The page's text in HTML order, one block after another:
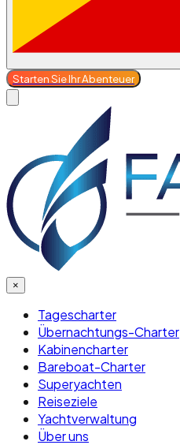
Starten Sie Ihr Abenteuer
×
Tagescharter
Übernachtungs-Charter
Kabinencharter
Bareboat-Charter
Superyachten
Reiseziele
Yachtverwaltung
Über uns